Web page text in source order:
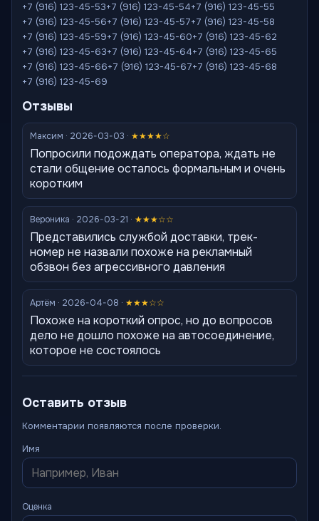
+7 (916) 123-45-53+7 (916) 123-45-54+7 (916) 123-45-55
+7 (916) 123-45-56+7 (916) 123-45-57+7 (916) 123-45-58
+7 (916) 123-45-59+7 (916) 123-45-60+7 (916) 123-45-62
+7 (916) 123-45-63+7 (916) 123-45-64+7 (916) 123-45-65
+7 (916) 123-45-66+7 (916) 123-45-67+7 (916) 123-45-68
+7 (916) 123-45-69
Отзывы
Максим · 2026-03-03 · ★★★★☆
Попросили подождать оператора, ждать не
стали общение осталось формальным и очень
коротким
Вероника · 2026-03-21 · ★★★☆☆
Представились службой доставки, трек-
номер не назвали похоже на рекламный
обзвон без агрессивного давления
Артём · 2026-04-08 · ★★★☆☆
Похоже на короткий опрос, но до вопросов
дело не дошло похоже на автосоединение,
которое не состоялось
Оставить отзыв
Комментарии появляются после проверки.
Имя
Оценка